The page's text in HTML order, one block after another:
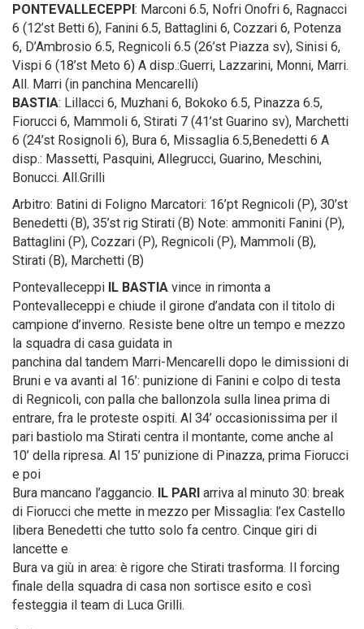
PONTEVALLECEPPI: Marconi 6.5, Nofri Onofri 6, Ragnacci
6 (12’st Betti 6), Fanini 6.5, Battaglini 6, Cozzari 6, Potenza
6, D’Ambrosio 6.5, Regnicoli 6.5 (26’st Piazza sv), Sinisi 6,
Vispi 6 (18’st Meto 6) A disp.:Guerri, Lazzarini, Monni, Marri.
All. Marri (in panchina Mencarelli)
BASTIA: Lillacci 6, Muzhani 6, Bokoko 6.5, Pinazza 6.5,
Fiorucci 6, Mammoli 6, Stirati 7 (41’st Guarino sv), Marchetti
6 (24’st Rosignoli 6), Bura 6, Missaglia 6.5,Benedetti 6 A
disp.: Massetti, Pasquini, Allegrucci, Guarino, Meschini,
Bonucci. All.Grilli
Arbitro: Batini di Foligno Marcatori: 16’pt Regnicoli (P), 30’st
Benedetti (B), 35’st rig Stirati (B) Note: ammoniti Fanini (P),
Battaglini (P), Cozzari (P), Regnicoli (P), Mammoli (B),
Stirati (B), Marchetti (B)
Pontevalleceppi IL BASTIA vince in rimonta a
Pontevalleceppi e chiude il girone d’andata con il titolo di
campione d’inverno. Resiste bene oltre un tempo e mezzo
la squadra di casa guidata in
panchina dal tandem Marri-Mencarelli dopo le dimissioni di
Bruni e va avanti al 16’: punizione di Fanini e colpo di testa
di Regnicoli, con palla che ballonzola sulla linea prima di
entrare, fra le proteste ospiti. Al 34’ occasionissima per il
pari bastiolo ma Stirati centra il montante, come anche al
10’ della ripresa. Al 15’ punizione di Pinazza, prima Fiorucci
e poi
Bura mancano l’aggancio. IL PARI arriva al minuto 30: break
di Fiorucci che mette in mezzo per Missaglia: l’ex Castello
libera Benedetti che tutto solo fa centro. Cinque giri di
lancette e
Bura va giù in area: è rigore che Stirati trasforma. Il forcing
finale della squadra di casa non sortisce esito e così
festeggia il team di Luca Grilli.